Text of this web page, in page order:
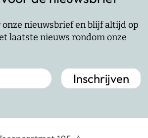
nieuwsbrief en blijf altijd op
laatste nieuws rondom onze